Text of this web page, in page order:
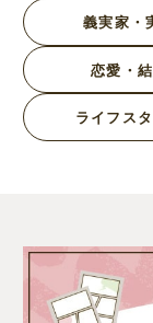
義実家・
恋愛・
ライフス